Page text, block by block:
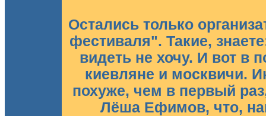
Остались только
фестиваля". Такие,
видеть не хочу. И вот в
киевляне и москвичи.
похуже, чем в первый
Лёша Ефимов, что,